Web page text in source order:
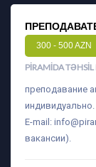
300 - 500 AZN
PIRAMIDA
преподавание
E-mail:
вакансии).